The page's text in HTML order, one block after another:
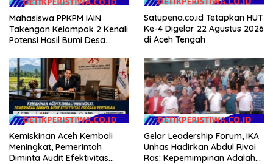
Mahasiswa PPKPM IAIN
Takengon Kelompok 2 Kenali
Potensi Hasil Bumi Desa
Satupena.co.id Tetapkan HUT
Ke-4 Digelar 22 Agustus 2026
di Aceh Tengah
Kemiskinan Aceh Kembali
Meningkat, Pemerintah
Diminta Audit Efektivitas
Gelar Leadership Forum, IKA
Unhas Hadirkan Abdul Rivai
Ras: Kepemimpinan Adalah